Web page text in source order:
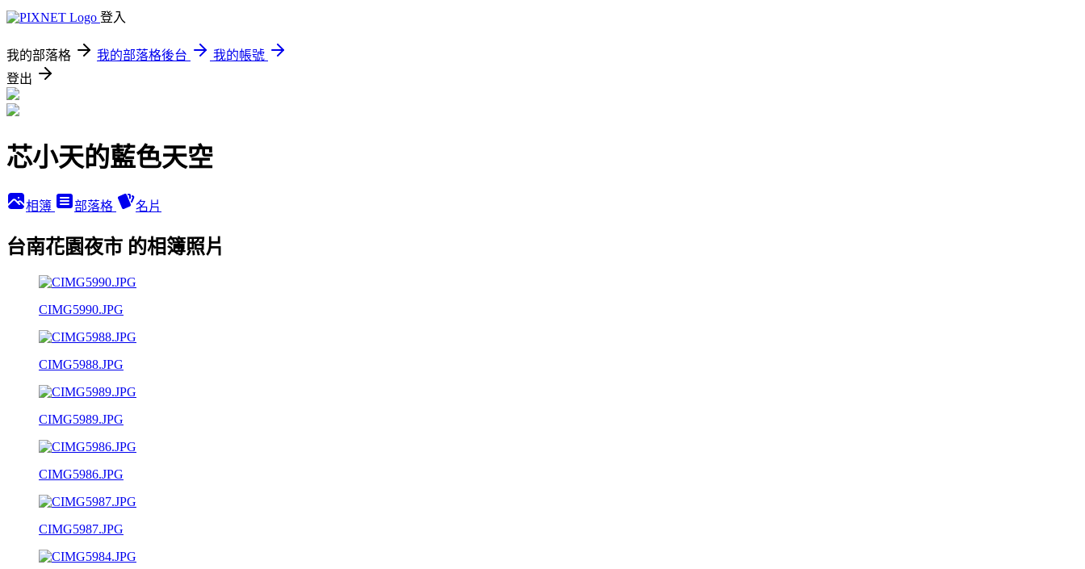
登入
我的部落格 我的部落格後台
我的帳號
登出
芯小天的藍色天空
相簿 部落格 名片
台南花園夜市 的相簿照片
CIMG5990.JPG
CIMG5988.JPG
CIMG5989.JPG
CIMG5986.JPG
CIMG5987.JPG